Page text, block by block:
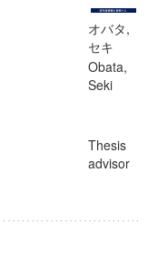
オバタ,
セキ
Obata,
Seki
Thesis
advisor